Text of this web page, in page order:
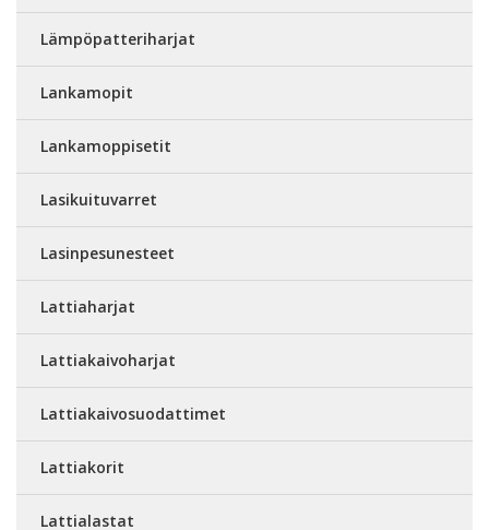
Lämpöpatteriharjat
Lankamopit
Lankamoppisetit
Lasikuituvarret
Lasinpesunesteet
Lattiaharjat
Lattiakaivoharjat
Lattiakaivosuodattimet
Lattiakorit
Lattialastat